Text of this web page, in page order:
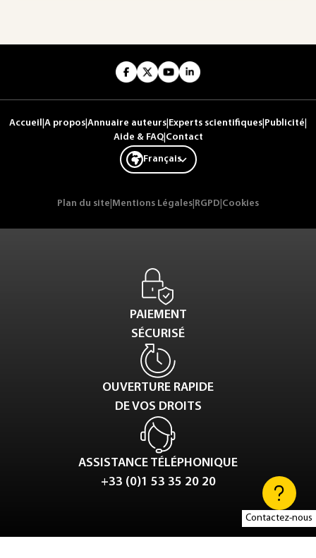
Contactez-nous
Accueil A propos Annuaire auteurs Experts scientifiques Publicité
Aide & FAQ| Contact
Français
Plan du site Mentions Légales RGPD Cookies
PAIEMENT
SÉCURISÉ
OUVERTURE RAPIDE
DE VOS DROITS
ASSISTANCE TÉLÉPHONIQUE
+33 (0)1 53 35 20 20